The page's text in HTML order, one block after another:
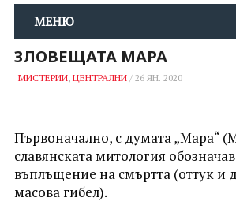
МЕНЮ
ЗЛОВЕЩАТА МАРА
МИСТЕРИИ, ЦЕНТРАЛНИ/ 26 ЯН. 2020
Първоначално, с думата „Мара“
славянската митология
въплъщение на смъртта (оттук и
масова гибел).